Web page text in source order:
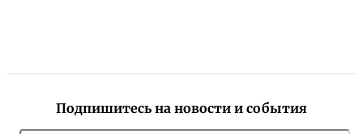
Подпишитесь на новости и события